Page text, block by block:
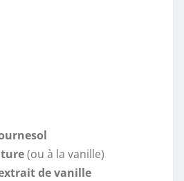
(ou à la vanille)
de vanille